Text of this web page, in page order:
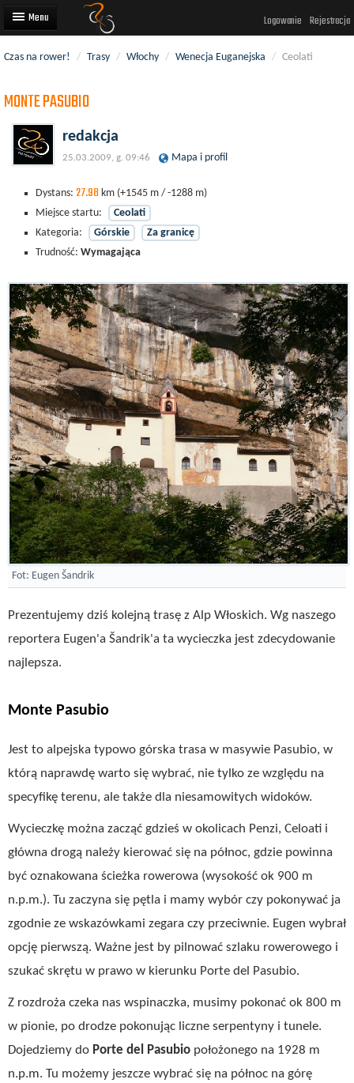
Logowanie Rejestracja
Trasy rowerowe
Wyścigi rowerowe
Użytkownicy
Dodaj
Czas na rower! / Trasy / Włochy / Wenecja Euganejska / Ceolati
MONTE PASUBIO
redakcja
25.03.2009, g. 09:46 Mapa i profil
Dystans: 27.98 km (+1545 m / -1288 m)
Miejsce startu:
Ceolati
Kategoria:
Górskie
Za granicę
Trudność: Wymagająca
Fot: Eugen Šandrik
Prezentujemy dziś kolejną trasę z Alp Włoskich. Wg naszego
reportera Eugen'a Šandrik'a ta wycieczka jest zdecydowanie
najlepsza.
Monte Pasubio
Jest to alpejska typowo górska trasa w masywie Pasubio, w
którą naprawdę warto się wybrać, nie tylko ze względu na
specyfikę terenu, ale także dla niesamowitych widoków.
Wycieczkę można zacząć gdzieś w okolicach Penzi, Celoati i
główna drogą należy kierować się na północ, gdzie powinna
być oznakowana ścieżka rowerowa (wysokość ok 900 m
n.p.m.). Tu zaczyna się pętla i mamy wybór czy pokonywać ja
zgodnie ze wskazówkami zegara czy przeciwnie. Eugen wybrał
opcję pierwszą. Ważne jest by pilnować szlaku rowerowego i
szukać skrętu w prawo w kierunku Porte del Pasubio.
Z rozdroża czeka nas wspinaczka, musimy pokonać ok 800 m
w pionie, po drodze pokonując liczne serpentyny i tunele.
Dojedziemy do Porte del Pasubio położonego na 1928 m
n.p.m. Tu możemy jeszcze wybrać się na północ na górę